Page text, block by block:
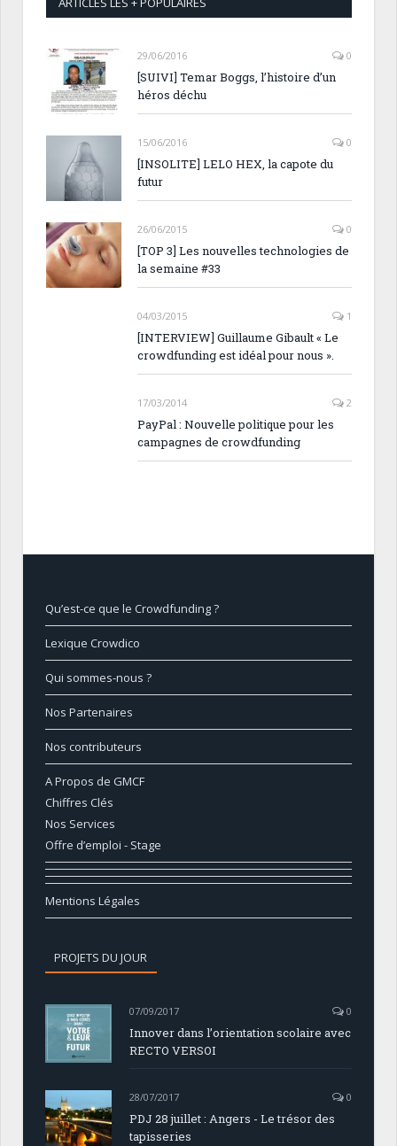
29/06/2016 0
[SUIVI] Temar Boggs, l’histoire d’un
héros déchu
15/06/2016 0
[INSOLITE] LELO HEX, la capote du
futur
26/06/2015 0
[TOP 3] Les nouvelles technologies de
la semaine #33
04/03/2015 1
[INTERVIEW] Guillaume Gibault « Le
crowdfunding est idéal pour nous ».
17/03/2014 2
PayPal : Nouvelle politique pour les
campagnes de crowdfunding
Qu’est-ce que le Crowdfunding ?
Lexique Crowdico
Qui sommes-nous ?
Nos Partenaires
Nos contributeurs
A Propos de GMCF
Chiffres Clés
Nos Services
Offre d’emploi - Stage
Mentions Légales
PROJETS DU JOUR
07/09/2017 0
Innover dans l’orientation scolaire avec
RECTO VERSOI
28/07/2017 0
PDJ 28 juillet : Angers - Le trésor des
tapisseries